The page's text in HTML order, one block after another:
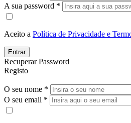
A sua password *
Aceito a Política de Privacidade e
Entrar
Recuperar Password
Registo
O seu nome *
O seu email *